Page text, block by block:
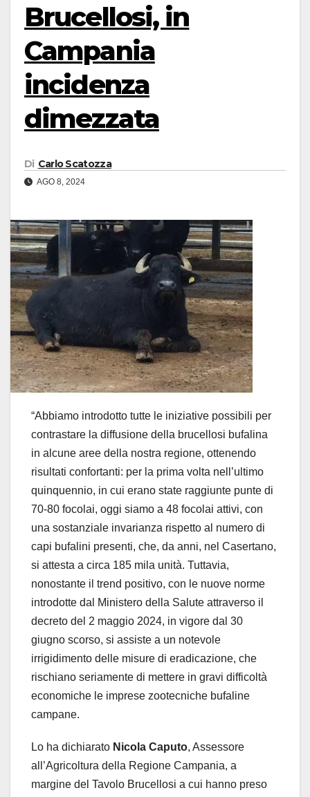
Brucellosi, in
Campania
incidenza
dimezzata
Di Carlo Scatozza
AGO 8, 2024
“Abbiamo introdotto tutte le iniziative possibili per
contrastare la diffusione della brucellosi bufalina
in alcune aree della nostra regione, ottenendo
risultati confortanti: per la prima volta nell’ultimo
quinquennio, in cui erano state raggiunte punte di
70-80 focolai, oggi siamo a 48 focolai attivi, con
una sostanziale invarianza rispetto al numero di
capi bufalini presenti, che, da anni, nel Casertano,
si attesta a circa 185 mila unità. Tuttavia,
nonostante il trend positivo, con le nuove norme
introdotte dal Ministero della Salute attraverso il
decreto del 2 maggio 2024, in vigore dal 30
giugno scorso, si assiste a un notevole
irrigidimento delle misure di eradicazione, che
rischiano seriamente di mettere in gravi difficoltà
economiche le imprese zootecniche bufaline
campane.
Lo ha dichiarato Nicola Caputo, Assessore
all’Agricoltura della Regione Campania, a
margine del Tavolo Brucellosi a cui hanno preso